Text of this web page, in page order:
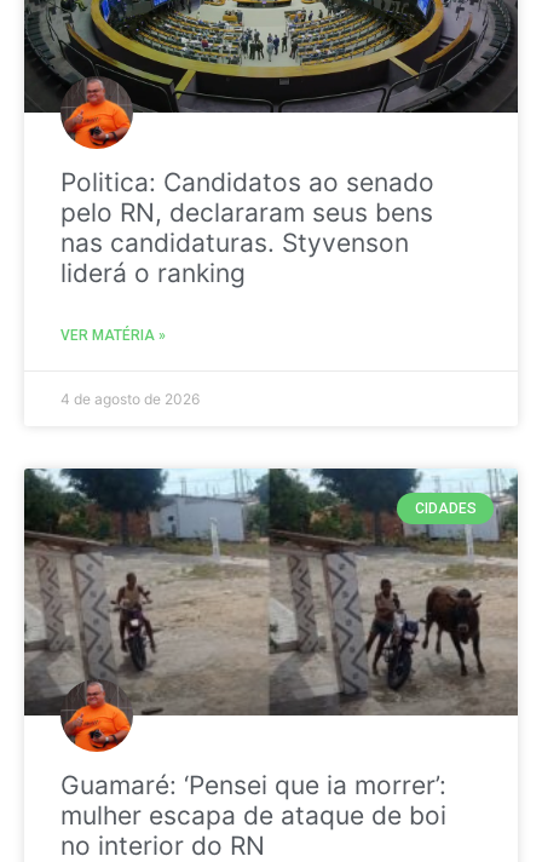
Politica: Candidatos ao senado
pelo RN, declararam seus bens
nas candidaturas. Styvenson
liderá o ranking
VER MATÉRIA »
4 de agosto de 2026
CIDADES
Guamaré: ‘Pensei que ia morrer’:
mulher escapa de ataque de boi
no interior do RN